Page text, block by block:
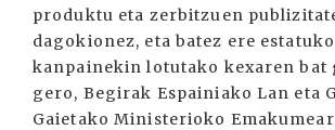
produktu eta zerbitzuen
dagokionez, eta batez ere
kanpainekin lotutako kexaren bat
gero, Begirak Espainiako Lan eta
Gaietako Ministerioko